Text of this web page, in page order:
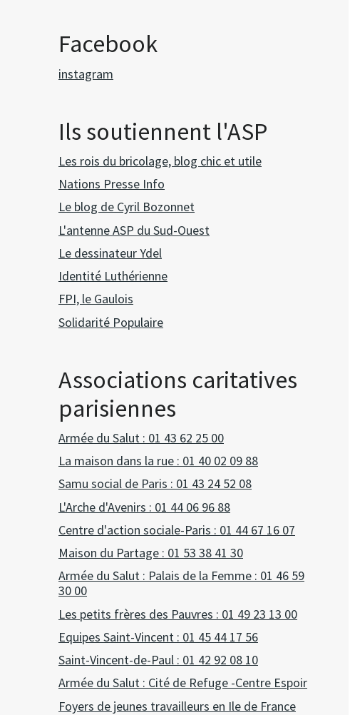
Facebook
instagram
Ils soutiennent l'ASP
Les rois du bricolage, blog chic et utile
Nations Presse Info
Le blog de Cyril Bozonnet
L'antenne ASP du Sud-Ouest
Le dessinateur Ydel
Identité Luthérienne
FPI, le Gaulois
Solidarité Populaire
Associations caritatives
parisiennes
Armée du Salut : 01 43 62 25 00
La maison dans la rue : 01 40 02 09 88
Samu social de Paris : 01 43 24 52 08
L'Arche d'Avenirs : 01 44 06 96 88
Centre d'action sociale-Paris : 01 44 67 16 07
Maison du Partage : 01 53 38 41 30
Armée du Salut : Palais de la Femme : 01 46 59
30 00
Les petits frères des Pauvres : 01 49 23 13 00
Equipes Saint-Vincent : 01 45 44 17 56
Saint-Vincent-de-Paul : 01 42 92 08 10
Armée du Salut : Cité de Refuge -Centre Espoir
Foyers de jeunes travailleurs en Ile de France